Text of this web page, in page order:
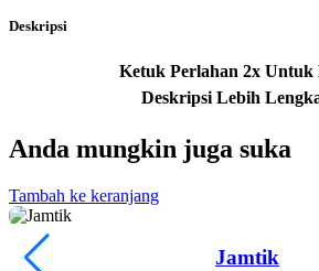
Deskripsi
Anda mungkin juga suka
Tambah ke keranjang
Jamtik